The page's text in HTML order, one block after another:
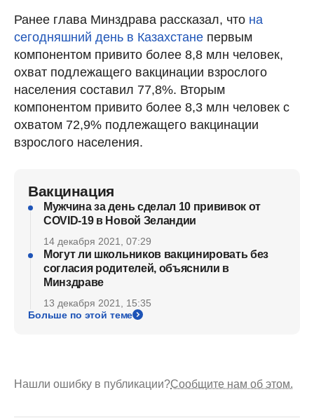
Ранее глава Минздрава рассказал, что на
сегодняшний день в Казахстане первым
компонентом привито более 8,8 млн человек,
охват подлежащего вакцинации взрослого
населения составил 77,8%. Вторым
компонентом привито более 8,3 млн человек с
охватом 72,9% подлежащего вакцинации
взрослого населения.
Вакцинация
Мужчина за день сделал 10 прививок от
COVID-19 в Новой Зеландии
14 декабря 2021, 07:29
Могут ли школьников вакцинировать без
согласия родителей, объяснили в
Минздраве
13 декабря 2021, 15:35
Больше по этой теме
Нашли ошибку в публикации?Сообщите нам об этом.